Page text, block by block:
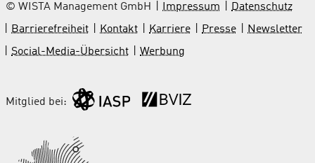
© WISTA Management GmbH Impressum
Datenschutz
Barrierefreiheit
Kontakt Karriere Presse
Newsletter
Social-Media-Übersicht
Werbung
Mitglied bei: